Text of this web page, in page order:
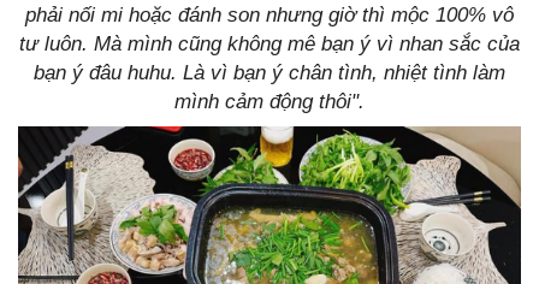
phải nối mi hoặc đánh son nhưng giờ thì mộc 100% vô
tư luôn. Mà mình cũng không mê bạn ý vì nhan sắc của
bạn ý đâu huhu. Là vì bạn ý chân tình, nhiệt tình làm
mình cảm động thôi".